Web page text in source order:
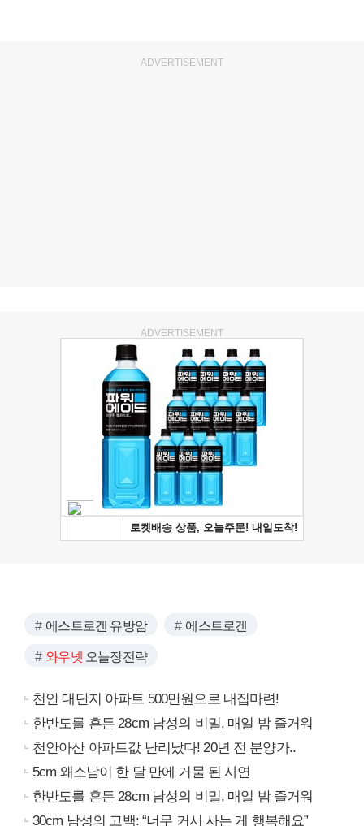
ADVERTISEMENT
ADVERTISEMENT
에스트로겐 유방암 에스트로겐
와우넷 오늘장전략
천안 대단지 아파트 500만원으로 내집마련!
한반도를 흔든 28cm 남성의 비밀, 매일 밤 즐거워
천안아산 아파트값 난리났다! 20년 전 분양가..
5cm 왜소남이 한 달 만에 거물 된 사연
한반도를 흔든 28cm 남성의 비밀, 매일 밤 즐거워
30cm 남성의 고백: “너무 커서 사는 게 행복해요”